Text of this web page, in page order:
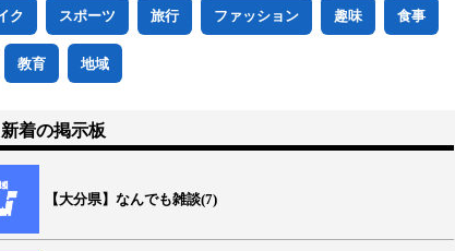
ク スポーツ 旅行 ファッション 趣味 食事
教育 地域
新着の掲示板
【大分県】なんでも雑談(7)